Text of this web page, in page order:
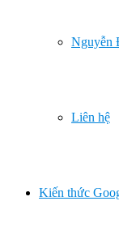
Nguyễn
Liên hệ
Kiến thức